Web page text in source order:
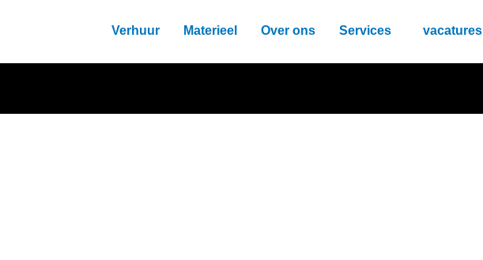
Verhuur Materieel Over ons Services vacatures